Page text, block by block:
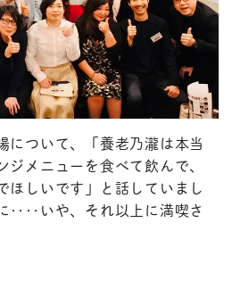
について、「養老乃瀧は本当
ジメニューを食べて飲んで、
ほしいです」と話していまし
‥‥いや、それ以上に満喫さ